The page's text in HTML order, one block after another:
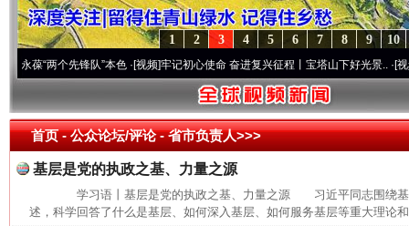
10
9
8
7
6
5
4
3
2
1
两个先锋队”本色·[视频]牢记初心使命 奋进复兴征程丨宝塔山下好光景..·[视频]因党
首页- 公众论坛/评论 -省市负责人>>>
基层是党的执政之基、力量之源
学习语丨基层是党的执政之基、力量之源 习近平同志围绕基
述，科学回答了什么是基层、如何深入基层、如何服务基层等重大理论